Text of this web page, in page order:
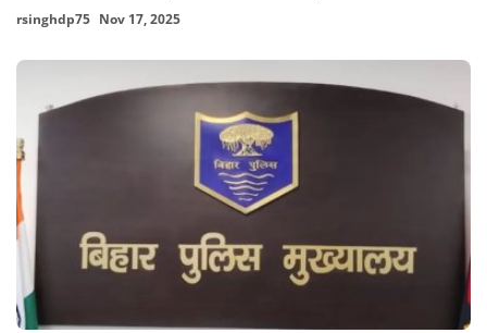
rsinghdp75 Nov 17, 2025